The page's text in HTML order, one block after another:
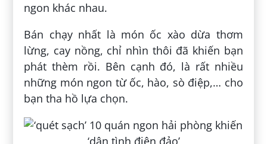
ngon khác nhau.
Bán chạy nhất là món ốc xào dừa thơm
lừng, cay nồng, chỉ nhìn thôi đã khiến bạn
phát thèm rồi. Bên cạnh đó, là rất nhiều
những món ngon từ ốc, hào, sò điệp,… cho
bạn tha hồ lựa chọn.